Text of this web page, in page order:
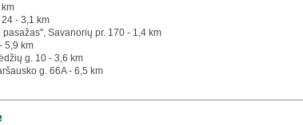
km
24 - 3,1 km
pasažas", Savanorių pr. 170 - 1,4 km
5,9 km
g. 10 - 3,6 km
g. 66A - 6,5 km